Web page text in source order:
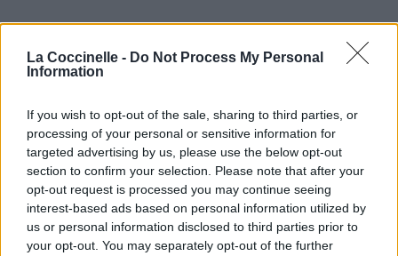
La Coccinelle - Do Not Process My Personal
Information
If you wish to opt-out of the sale, sharing to third parties, or
processing of your personal or sensitive information for
targeted advertising by us, please use the below opt-out
section to confirm your selection. Please note that after your
opt-out request is processed you may continue seeing
interest-based ads based on personal information utilized by
us or personal information disclosed to third parties prior to
your opt-out. You may separately opt-out of the further